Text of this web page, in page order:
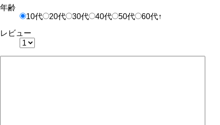
年齢
10代
20代 30代 40代 50代
60代↑
レビュー